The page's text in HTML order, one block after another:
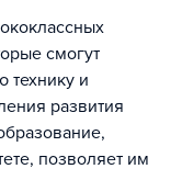
смогут
технику и
развития
позволяет им